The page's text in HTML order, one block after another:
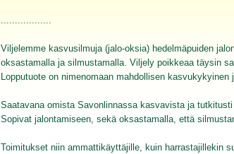
..................
Viljelemme kasvusilmuja (jalo-oksia) hedelmäpuiden
oksastamalla ja silmustamalla. Viljely poikkeaa täysin
Lopputuote on nimenomaan mahdollisen
Saatavana omista Savonlinnassa kasvavistaja tutkitusti
Sopivat jalontamiseen, sekä oksastamalla, että
Toimitukset niin ammattikäyttäjille, kuin harrastajillekin